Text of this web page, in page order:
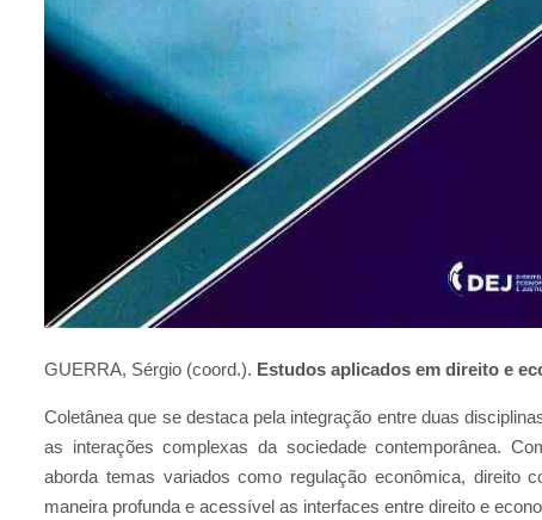
GUERRA, Sérgio (coord.). Estudos aplicados em direito e
Coletânea que se destaca pela integração entre duas
as interações complexas da sociedade contemporânea.
aborda temas variados como regulação econômica, direito
maneira profunda e acessível as interfaces entre direito e